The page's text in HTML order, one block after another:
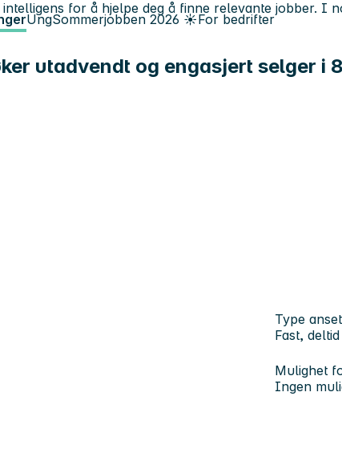
UngSommerjobben 2026 ☀️For bedrifter
utadvendt og engasjert selger i
Type
Fast, deltid
Mulighet
Ingen
for å hjelpe deg å finne relevante jobber.